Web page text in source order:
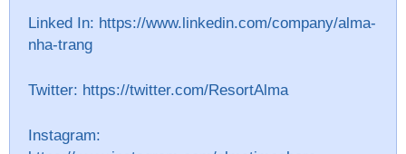
Linked In: https://www.linkedin.com/company/alma-
nha-trang
Twitter: https://twitter.com/ResortAlma
Instagram: